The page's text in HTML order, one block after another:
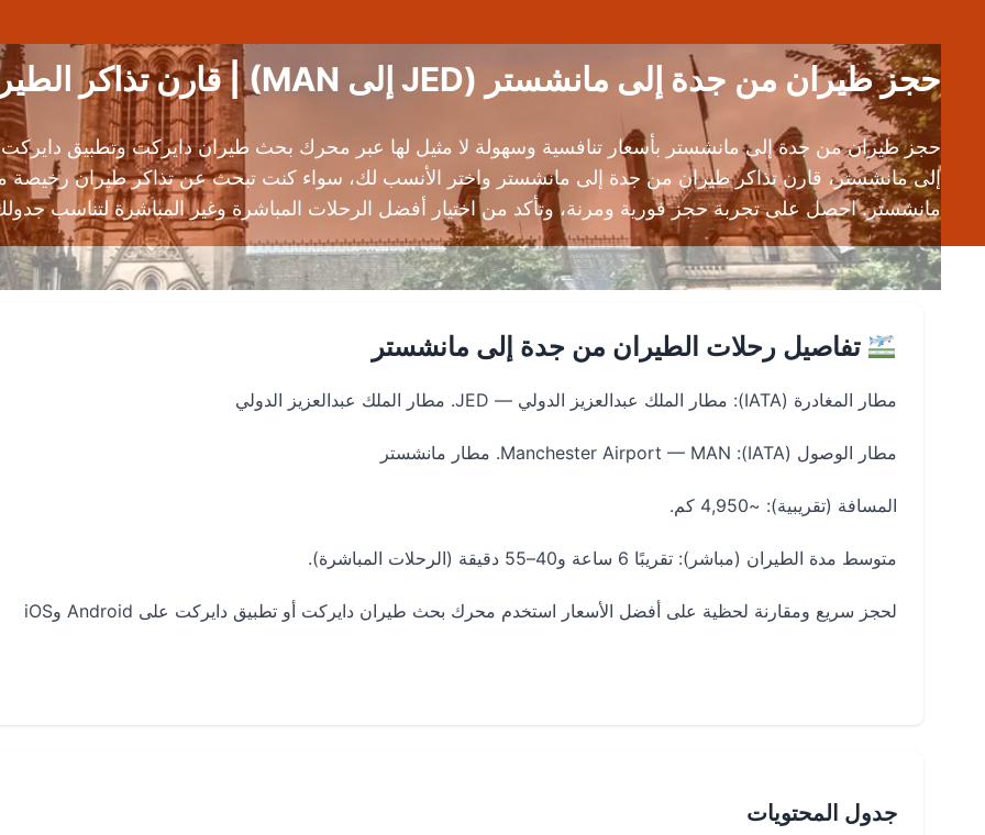
حجز طيران من جدة إلى مانشستر (JED إلى MAN) | قارن تذاكر الطيران
إلى مانشستر، قارن تذاكر طيران من جدة إلى مانشستر واختر الأنسب لك، سواء كنت تبحث عن تذاكر طيران
مانشستر. احصل على تجربة حجز فورية ومرنة، وتأكد من اختيار أفضل الرحلات المباشرة وغير المباشرة لتناسب
تفاصيل رحلات الطيران من جدة إلى مانشستر
مطار المغادرة (IATA): مطار الملك عبدالعزيز الدولي — JED. مطار الملك عبدالعزيز الدولي
مطار الوصول (IATA): Manchester Airport — MAN. مطار مانشستر
المسافة (تقريبية): ~4,950 كم.
متوسط مدة الطيران (مباشر): تقريبًا 6 ساعة و40–55 دقيقة (الرحلات المباشرة).
لحجز سريع ومقارنة لحظية على أفضل الأسعار استخدم محرك بحث طيران دايركت أو تطبيق دايركت على Android وiOS
جدول المحتويات